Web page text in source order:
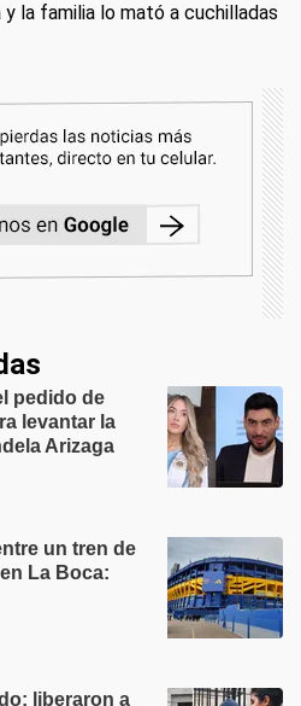
la familia lo mató a cuchilladas
pedido de
levantar la
Arizaga
un tren de
La Boca:
liberaron a